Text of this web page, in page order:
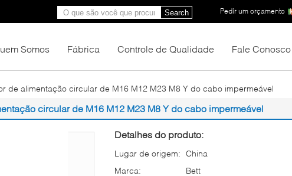
Pedir um orçamento |
Search
Somos Fábrica Controle de Qualidade Fale Conosco
de alimentação circular de M16 M12 M23 M8 Y do cabo impermeável
circular de M16 M12 M23 M8 Y do cabo impermeável
Detalhes do produto:
Lugar de origem: China
Marca:
Bett